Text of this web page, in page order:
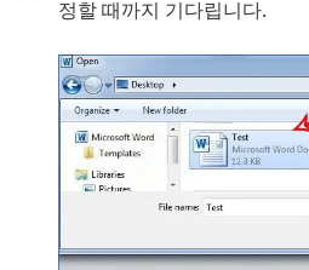
정할 때까지 기다립니다.